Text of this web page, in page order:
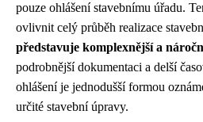
pouze ohlášení stavebnímu úřadu.
ovlivnit celý průběh realizace
představuje komplexnější a
podrobnější dokumentaci a delší
ohlášení je jednodušší formou
určité stavební úpravy.